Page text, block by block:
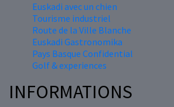
Euskadi avec un chien
Tourisme industriel
Route de la Ville Blanche
Euskadi Gastronomika
Pays Basque Confidential
Golf & experiences
INFORMATIONS